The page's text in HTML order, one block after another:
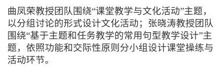
曲凤荣教授团队围绕“课堂教学与文化活动”主题，
以分组讨论的形式设计文化活动；张晓涛教授团队
围绕“基于主题和任务教学的常用句型教学设计”主
题，依照功能和交际性原则分小组设计课堂操练与
活动环节。